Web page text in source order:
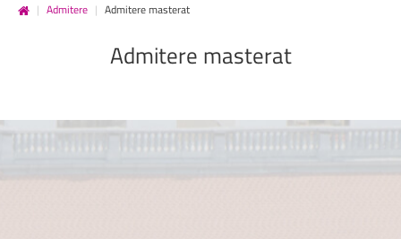
| Admitere | Admitere masterat
Admitere masterat